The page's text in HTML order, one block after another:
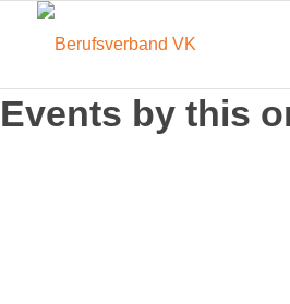
Events by this